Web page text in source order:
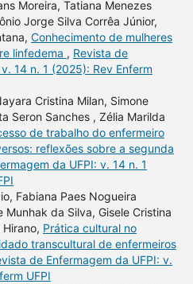
Moreira, Tatiana Menezes
Jorge Silva Corrêa Júnior,
Conhecimento de mulheres
linfedema , Revista de
14 n. 1 (2025): Rev Enferm
Cristina Milan, Simone
Seron Sanches , Zélia Marilda
de trabalho do enfermeiro
reflexões sobre a segunda
da UFPI: v. 14 n. 1
Fabiana Paes Nogueira
Munhak da Silva, Gisele Cristina
Prática cultural no
transcultural de enfermeiros
de Enfermagem da UFPI: v.
UFPI